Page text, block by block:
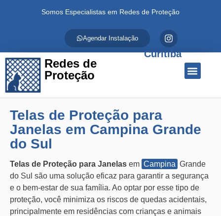
Somos Especialistas em Redes de Proteção
Agendar Instalação
Redes de
Proteção
Curitiba
Telas de Proteção para
Janelas em Campina Grande
do Sul
Telas de Proteção para Janelas em Campina Grande
do Sul são uma solução eficaz para garantir a segurança
e o bem-estar de sua família. Ao optar por esse tipo de
proteção, você minimiza os riscos de quedas acidentais,
principalmente em residências com crianças e animais